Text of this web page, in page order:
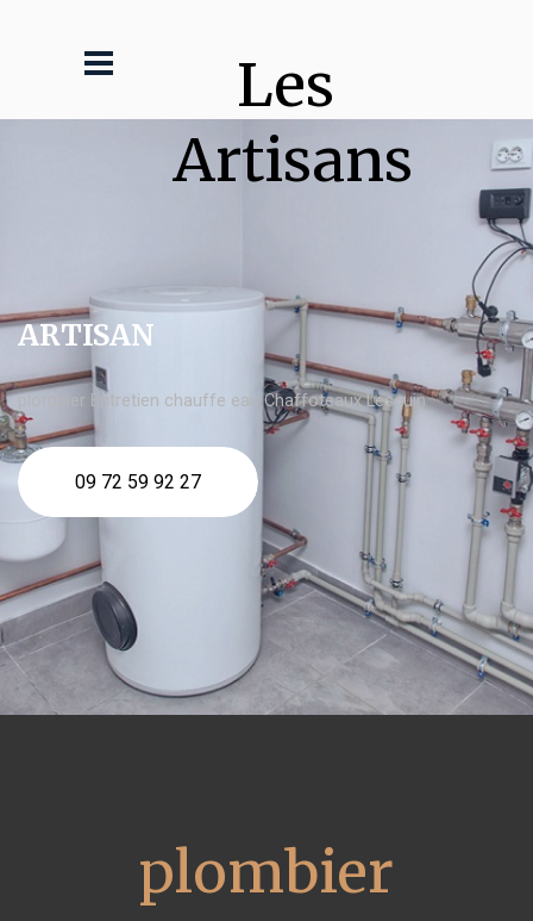
Les
Artisans
ARTISAN
plombier Entretien chauffe eau Chaffoteaux Lesquin
09 72 59 92 27
plombier